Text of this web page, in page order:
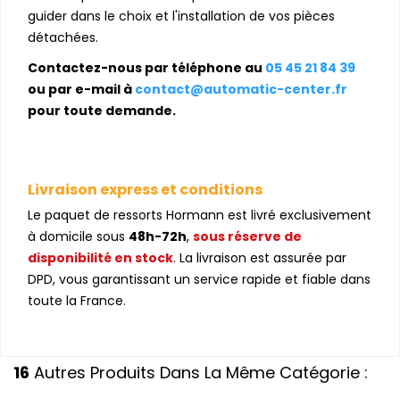
guider dans le choix et l'installation de vos pièces
détachées.
Contactez-nous par téléphone au 05 45 21 84 39
ou par e-mail à contact@automatic-center.fr
pour toute demande.
Livraison express et conditions
Le paquet de ressorts Hormann est livré exclusivement
à domicile sous 48h-72h, sous réserve de
disponibilité en stock. La livraison est assurée par
DPD, vous garantissant un service rapide et fiable dans
toute la France.
16 Autres Produits Dans La Même Catégorie :